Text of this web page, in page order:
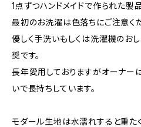
1点ずつハンドメイドで作られた製品
最初のお洗濯は色落ちにご注意く
優しく手洗いもしくは洗濯機のお
奨です。
長年愛用しておりますがオーナー
いで長持ちしています。
モダール生地は水濡れすると重た